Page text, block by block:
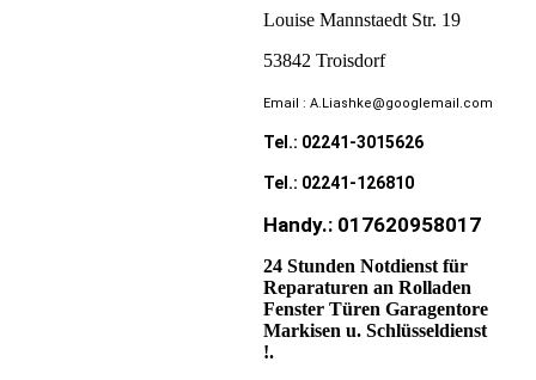
Louise Mannstaedt Str. 19
53842 Troisdorf
Email : A.Liashke@googlemail.com
Tel.: 02241-3015626
Tel.: 02241-126810
Handy.: 017620958017
24 Stunden Notdienst für
Reparaturen an Rolladen
Fenster Türen Garagentore
Markisen u. Schlüsseldienst
!.